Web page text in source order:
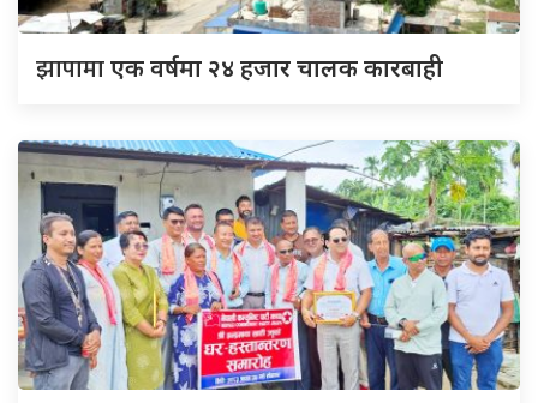
झापामाएक वर्षमा २४ हजार चालक कारबाही